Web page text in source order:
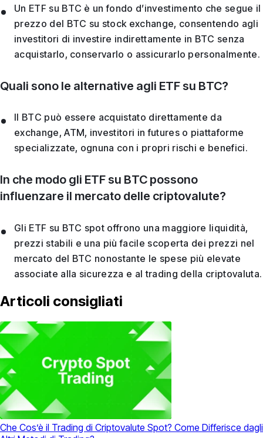
Un ETF su BTC è un fondo d’investimento che segue il
prezzo del BTC su stock exchange, consentendo agli
investitori di investire indirettamente in BTC senza
acquistarlo, conservarlo o assicurarlo personalmente.
Quali sono le alternative agli ETF su BTC?
Il BTC può essere acquistato direttamente da
exchange, ATM, investitori in futures o piattaforme
specializzate, ognuna con i propri rischi e benefici.
In che modo gli ETF su BTC possono
influenzare il mercato delle criptovalute?
Gli ETF su BTC spot offrono una maggiore liquidità,
prezzi stabili e una più facile scoperta dei prezzi nel
mercato del BTC nonostante le spese più elevate
associate alla sicurezza e al trading della criptovaluta.
Articoli consigliati
Che Cos’è il Trading di Criptovalute Spot? Come Differisce dagli